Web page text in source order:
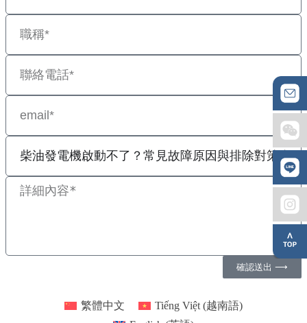
確認送出 ⟶
繁體中文 Tiếng Việt (越南語)